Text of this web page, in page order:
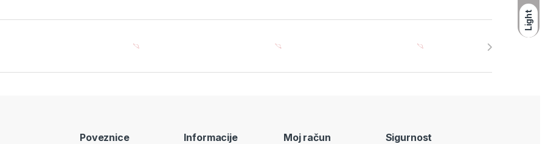
Light
Poveznice Informacije Moj račun Sigurnost